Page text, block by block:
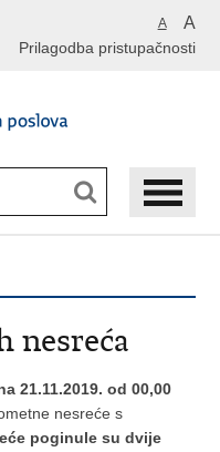
A A
Prilagodba pristupačnosti
nesreća
21.11.2019. od 00,00
nesreće s
poginule su dvije